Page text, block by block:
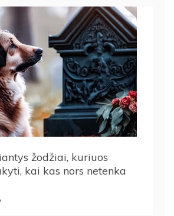
žodžiai, kuriuos
kai kas nors netenka